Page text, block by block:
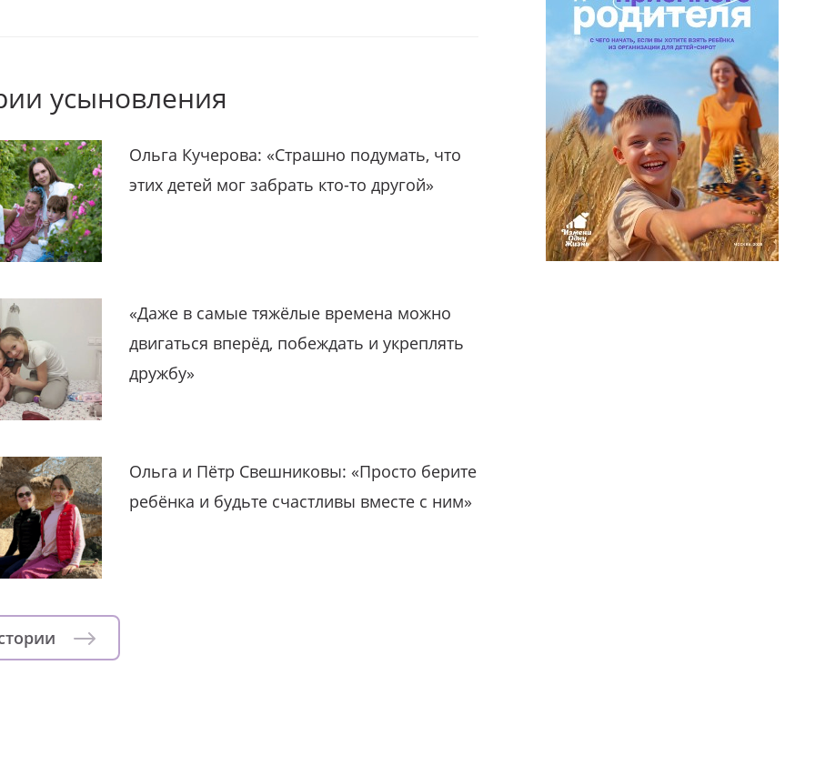
усыновления
Ольга Кучерова: «Страшно подумать, что
этих детей мог забрать кто-то другой»
«Даже в самые тяжёлые времена можно
двигаться вперёд, побеждать и укреплять
дружбу»
Ольга и Пётр Свешниковы: «Просто берите
ребёнка и будьте счастливы вместе с ним»